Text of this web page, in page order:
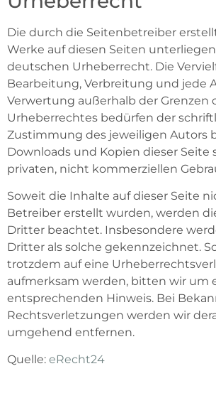
Die durch die Seitenbetreiber
Werke auf diesen Seiten
deutschen Urheberrecht. Die
Bearbeitung, Verbreitung und jede
Verwertung außerhalb der Grenzen
Urheberrechtes bedürfen der
Zustimmung des jeweiligen Autors
Downloads und Kopien dieser Seite
privaten, nicht kommerziellen
Soweit die Inhalte auf dieser Seite
Betreiber erstellt wurden, werden
Dritter beachtet. Insbesondere
Dritter als solche gekennzeichnet.
trotzdem auf eine
aufmerksam werden, bitten wir um
entsprechenden Hinweis. Bei
Rechtsverletzungen werden wir
umgehend entfernen.
Quelle: eRecht24